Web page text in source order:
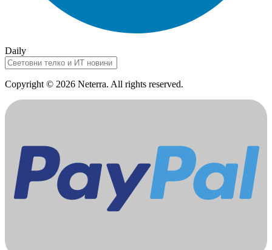
Daily
Copyright © 2026 Neterra. All rights reserved.